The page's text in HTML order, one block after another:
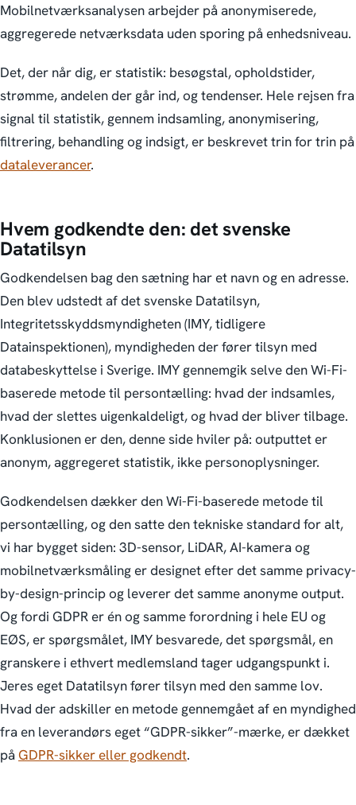
Mobilnetværksanalysen arbejder på anonymiserede,
aggregerede netværksdata uden sporing på enhedsniveau.
Det, der når dig, er statistik: besøgstal, opholdstider,
strømme, andelen der går ind, og tendenser. Hele rejsen fra
signal til statistik, gennem indsamling, anonymisering,
filtrering, behandling og indsigt, er beskrevet trin for trin på
dataleverancer.
Hvem godkendte den: det svenske
Datatilsyn
Godkendelsen bag den sætning har et navn og en adresse.
Den blev udstedt af det svenske Datatilsyn,
Integritetsskyddsmyndigheten (IMY, tidligere
Datainspektionen), myndigheden der fører tilsyn med
databeskyttelse i Sverige. IMY gennemgik selve den Wi-Fi-
baserede metode til persontælling: hvad der indsamles,
hvad der slettes uigenkaldeligt, og hvad der bliver tilbage.
Konklusionen er den, denne side hviler på: outputtet er
anonym, aggregeret statistik, ikke personoplysninger.
Godkendelsen dækker den Wi-Fi-baserede metode til
persontælling, og den satte den tekniske standard for alt,
vi har bygget siden: 3D-sensor, LiDAR, AI-kamera og
mobilnetværksmåling er designet efter det samme privacy-
by-design-princip og leverer det samme anonyme output.
Og fordi GDPR er én og samme forordning i hele EU og
EØS, er spørgsmålet, IMY besvarede, det spørgsmål, en
granskere i ethvert medlemsland tager udgangspunkt i.
Jeres eget Datatilsyn fører tilsyn med den samme lov.
Hvad der adskiller en metode gennemgået af en myndighed
fra en leverandørs eget “GDPR-sikker”-mærke, er dækket
på GDPR-sikker eller godkendt.